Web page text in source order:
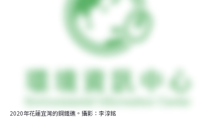
2020年花蓮宜灣的鋼鐵礁。攝影：李淳銘